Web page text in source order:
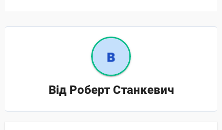
Від Роберт Станкевич